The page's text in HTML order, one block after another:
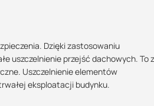
Dzięki zastosowaniu
uszczelnienie przejść dachowych. To z
Uszczelnienie elementów
eksploatacji budynku.